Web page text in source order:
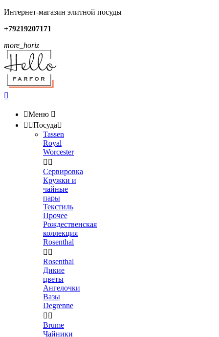
Интернет-магазин элитной посуды
+79219207171
more_horiz

Меню 
 Посуда
Tassen
Royal
Worcester
 
Сервировка
Кружки и
чайные
пары
Текстиль
Прочее
Рождественская
коллекция
Rosenthal
 
Rosenthal
Дикие
цветы
Ангелочки
Вазы
Degrenne
 
Brume
Чайники